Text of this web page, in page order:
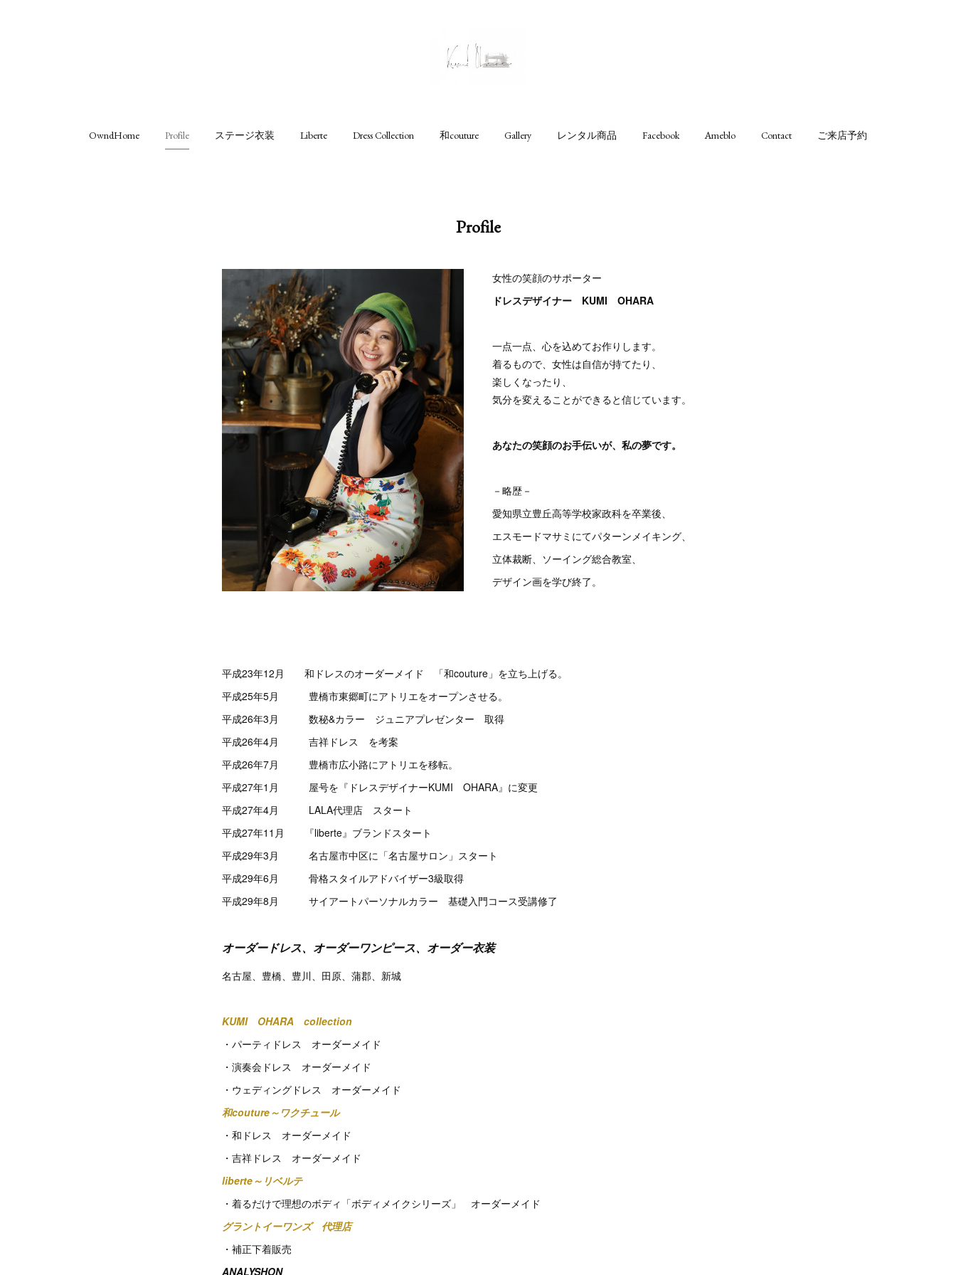
OwndHome Profile ステージ衣装 Liberte Dress Collection 和couture Gallery レンタル商品 Facebook Ameblo Contact ご来店予約
Profile
女性の笑顔のサポーター
ドレスデザイナー KUMI OHARA
一点一点、心を込めてお作りします。
着るもので、女性は自信が持てたり、
楽しくなったり、
気分を変えることができると信じています。
あなたの笑顔のお手伝いが、私の夢です。
－略歴－
愛知県立豊丘高等学校家政科を卒業後、
エスモードマサミにてパターンメイキング、
立体裁断、ソーイング総合教室、
デザイン画を学び終了。
平成23年12月 和ドレスのオーダーメイド 「和couture」を立ち上げる。
平成25年5月 豊橋市東郷町にアトリエをオープンさせる。
平成26年3月 数秘&カラー ジュニアプレゼンター 取得
平成26年4月 吉祥ドレス を考案
平成26年7月 豊橋市広小路にアトリエを移転。
平成27年1月 屋号を『ドレスデザイナーKUMI OHARA』に変更
平成27年4月 LALA代理店 スタート
平成27年11月 『liberte』ブランドスタート
平成29年3月 名古屋市中区に「名古屋サロン」スタート
平成29年6月 骨格スタイルアドバイザー3級取得
平成29年8月 サイアートパーソナルカラー 基礎入門コース受講修了
オーダードレス、オーダーワンピース、オーダー衣装
名古屋、豊橋、豊川、田原、蒲郡、新城
KUMI OHARA collection
・パーティドレス オーダーメイド
・演奏会ドレス オーダーメイド
・ウェディングドレス オーダーメイド
和couture～ワクチュール
・和ドレス オーダーメイド
・吉祥ドレス オーダーメイド
liberte～リベルテ
・着るだけで理想のボディ「ボディメイクシリーズ」 オーダーメイド
グラントイーワンズ 代理店
・補正下着販売
ANALYSHON